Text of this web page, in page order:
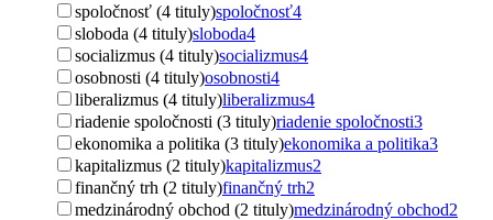
spoločnosť (4 tituly)spoločnosť4
sloboda (4 tituly)sloboda4
socializmus (4 tituly)socializmus4
osobnosti (4 tituly)osobnosti4
liberalizmus (4 tituly)liberalizmus4
riadenie spoločnosti (3 tituly)riadenie spoločnosti3
ekonomika a politika (3 tituly)ekonomika a politika3
kapitalizmus (2 tituly)kapitalizmus2
finančný trh (2 tituly)finančný trh2
medzinárodný obchod (2 tituly)medzinárodný obchod2